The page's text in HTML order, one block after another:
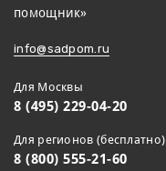
помощник»
info@sadpom.ru
Для Москвы
8 (495) 229-04-20
Для регионов (бесплатно)
8 (800) 555-21-60